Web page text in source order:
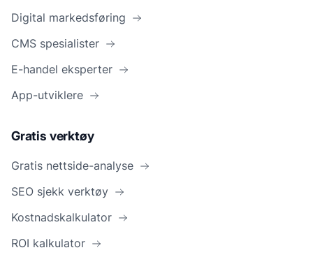
Digital markedsføring
CMS spesialister
E-handel eksperter
App-utviklere
Gratis verktøy
Gratis nettside-analyse
SEO sjekk verktøy
Kostnadskalkulator
ROI kalkulator